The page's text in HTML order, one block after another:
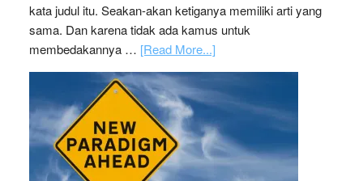
kata judul itu. Seakan-akan ketiganya memiliki arti yang
sama. Dan karena tidak ada kamus untuk
membedakannya … [Read More...]